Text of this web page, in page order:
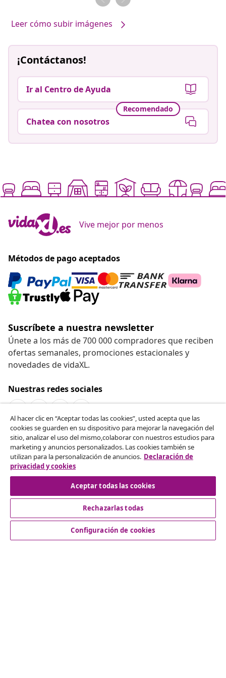
Leer cómo subir imágenes
¡Contáctanos!
Ir al Centro de Ayuda
Recomendado
Chatea con nosotros
Vive mejor por menos
Métodos de pago aceptados
Suscríbete a nuestra newsletter
Únete a los más de 700 000 compradores que reciben
ofertas semanales, promociones estacionales y
novedades de vidaXL.
Nuestras redes sociales
Desistir del contrato
Solicita la cancelación de tu pedido.
Desistir del contrato
Servicio al Cliente
Al hacer clic en “Aceptar todas las cookies”, usted acepta que las
cookies se guarden en su dispositivo para mejorar la navegación del
sitio, analizar el uso del mismo,colaborar con nuestros estudios para
marketing y anuncios personalizados. Las cookies también se
utilizan para la personalización de anuncios. Declaración de
privacidad y cookies
Aceptar todas las cookies
Rechazarlas todas
Configuración de cookies